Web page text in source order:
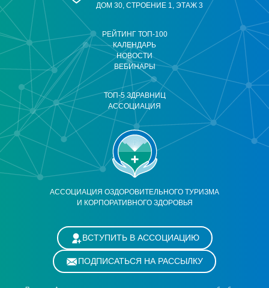
АССОЦИАЦИЯ ОЗДОРОВИТЕЛЬНОГО ТУРИЗМА
И КОРПОРАТИВНОГО ЗДОРОВЬЯ
РЕЙТИНГ ТОП-100
КАЛЕНДАРЬ
НОВОСТИ
ВЕБИНАРЫ
ТОП-5 ЗДРАВНИЦ
АССОЦИАЦИЯ
ДОМ 30, СТРОЕНИЕ 1, ЭТАЖ 3
ВСТУПИТЬ В АССОЦИАЦИЮ
ПОДПИСАТЬСЯ НА РАССЫЛКУ